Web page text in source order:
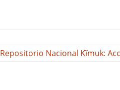
Repositorio Nacional Kĩ̀muk: